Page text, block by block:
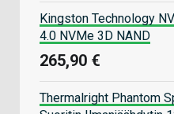
Kingston Technology
4.0 NVMe 3D NAND
265,90 €
Thermalright Phantom